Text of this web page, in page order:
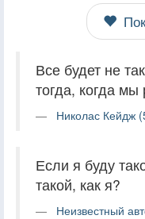
Все будет не
тогда, когда
Николас Кейдж
Если я буду
такой, как я?
Неизвестный